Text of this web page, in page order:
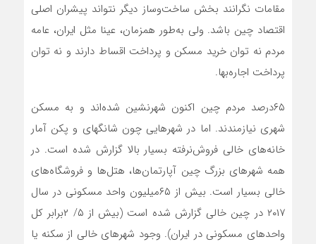
مقامات نگرانند بخش ساخت‌وساز دیگر نتواند پیشران اصلی
اقتصاد چین باشد. ولی به‌طور همزمان، عینا مثل ایران، عامه
مردم نه توان خرید مسکن و پرداخت اقساط دارند و نه توان
پرداخت اجاره‌بها.
۶۵درصد مردم چین اکنون شهرنشین شده‌اند و به مسکن
شهری نیازمندند. اما در شهرهایی چون شانگهای و پکن آمار
خانه‌های خالی فروش‌نرفته بسیار بالا گزارش شده است. در
همه شهرهای بزرگ چین آپارتمان‌ها، هتل‌ها و فروشگاه‌های
خالی بسیار است. بیش از ۶۵میلیون واحد مسکونی در سال
۲۰۱۷ در چین خالی گزارش شده است (بیش از ۵/ ۲برابر کل
واحدهای مسکونی در ایران). وجود شهرهای خالی از سکنه یا